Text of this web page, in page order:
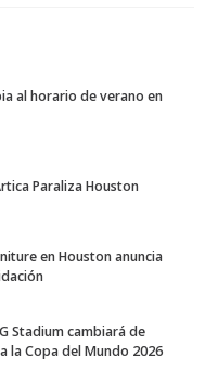
al horario de verano en
Paraliza Houston
en Houston anuncia
Stadium cambiará de
la Copa del Mundo 2026